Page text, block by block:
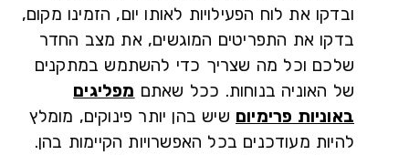
ובדקו את לוח הפעילויות לאותו יום, הזמינו מקום,
בדקו את התפריטים המוגשים, את מצב החדר
שלכם וכל מה שצריך כדי להשתמש במתקנים
של האוניה בנוחות. ככל שאתםמפליגים
באוניות פרימיוםשיש בהן יותר פינוקים, מומלץ
להיות מעודכנים בכל האפשרויות הקיימות בהן.